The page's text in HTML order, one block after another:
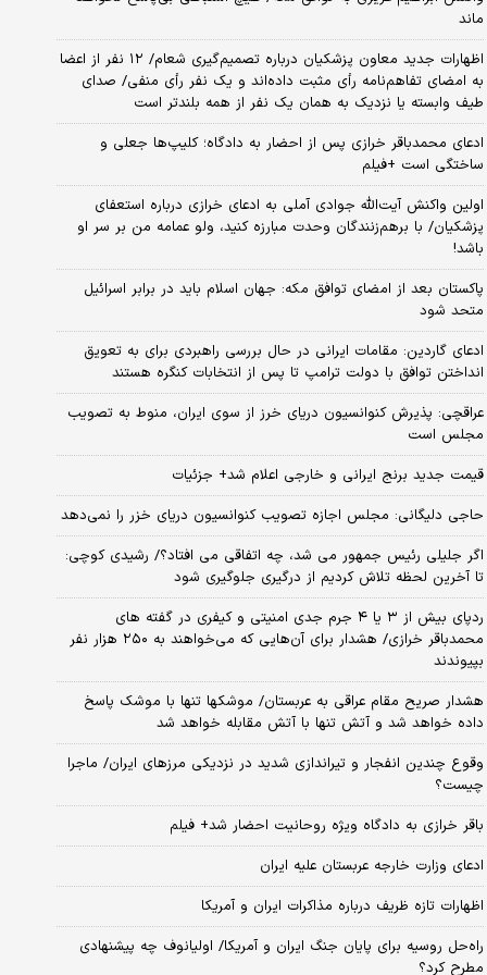
ماند
اظهارات جدید معاون پزشکیان درباره تصمیم‌گیری شعام/ ۱۲ نفر از اعضا
به امضای تفاهم‌نامه رأی مثبت داده‌اند و یک نفر رأی منفی/ صدای
طیف وابسته یا نزدیک به همان یک نفر از همه بلندتر است
ادعای محمدباقر خرازی پس از احضار به دادگاه؛ کلیپ‌ها جعلی و
ساختگی است +فیلم
اولین واکنش آیت‌الله جوادی آملی به ادعای خرازی درباره استعفای
پزشکیان/ با برهم‌زنندگان وحدت مبارزه کنید، ولو عمامه من بر سر او
باشد!
پاکستان بعد از امضای توافق مکه: جهان اسلام باید در برابر اسرائیل
متحد شود
ادعای گاردین: مقامات ایرانی در حال بررسی راهبردی برای به تعویق
انداختن توافق با دولت ترامپ تا پس از انتخابات کنگره هستند
عراقچی: پذیرش کنوانسیون دریای خرز از سوی ایران، منوط به تصویب
مجلس است
قیمت جدید برنج ایرانی و خارجی اعلام شد+ جزئیات
حاجی دلیگانی: مجلس اجازه تصویب کنوانسیون دریای خزر را نمی‌دهد
اگر جلیلی رئیس جمهور می شد، چه اتفاقی می افتاد؟/ رشیدی کوچی:
تا آخرین لحظه تلاش کردیم از درگیری جلوگیری شود
ردپای بیش از ۳ یا ۴ جرم جدی امنیتی و کیفری در گفته های
محمدباقر خرازی/ هشدار برای آن‌هایی که می‌خواهند به ۲۵۰ هزار نفر
بپیوندند
هشدار صریح مقام عراقی به عربستان/ موشکها تنها با موشک پاسخ
داده خواهد شد و آتش تنها با آتش مقابله خواهد شد
وقوع چندین انفجار و تیراندازی شدید در نزدیکی مرز‌های ایران/ ماجرا
چیست؟
باقر خرازی به دادگاه ویژه روحانیت احضار شد+ فیلم
ادعای وزارت خارجه عربستان علیه ایران
اظهارات تازه ظریف درباره مذاکرات ایران و آمریکا
راه‌حل روسیه برای پایان جنگ ایران و آمریکا/ اولیانوف چه پیشنهادی
مطرح کرد؟